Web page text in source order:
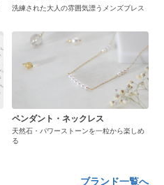
洗練された大人の雰囲気漂うメンズブレス
ペンダント・ネックレス
天然石・パワーストーンを一粒から楽しめ
る
ブランド一覧へ